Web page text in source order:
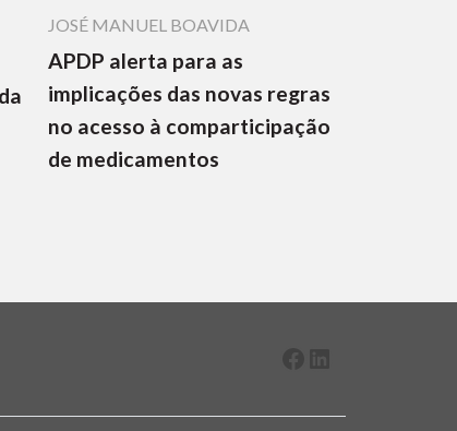
JOSÉ MANUEL BOAVIDA
APDP alerta para as
implicações das novas regras
no acesso à comparticipação
de medicamentos